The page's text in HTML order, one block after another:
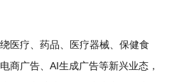
疗、药品、医疗器械、保健食
商广告、AI生成广告等新兴业态，